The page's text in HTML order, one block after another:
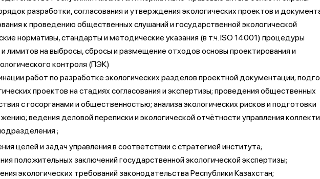
разработки, согласования и утверждения экологических проектов и
к проведению общественных слушаний и государственной экологической
нормативы, стандарты и методические указания (в т.ч. ISO 14001) процедуры
лимитов на выбросы, сбросы и размещение отходов основы проектирования и
контроля (ПЭК)
работ по разработке экологических разделов проектной документации;
проектов на стадиях согласования и экспертизы; проведения общественных
с госорганами и общественностью; анализа экологических рисков и подготовки
ведения деловой переписки и экологической отчётности управления
;
целей и задач управления в соответствии с стратегией института;
положительных заключений государственной экологической экспертизы;
экологических требований законодательства Республики Казахстан;